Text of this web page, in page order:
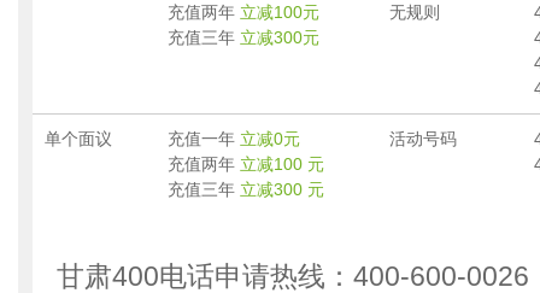
充值两年 立减100元
充值三年 立减300元
无规则
单个面议 充值一年 立减0元
充值两年 立减100 元
充值三年 立减300 元
活动号码
甘肃400电话申请热线：400-600-0026